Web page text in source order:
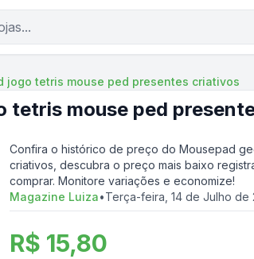
jogo tetris mouse ped presentes criativos
tetris mouse ped
Confira o histórico de preço do Mousepad
criativos , descubra o preço mais baixo
comprar. Monitore variações e economize!
Magazine Luiza•Terça-feira, 14 de Julho de
R$ 15,80